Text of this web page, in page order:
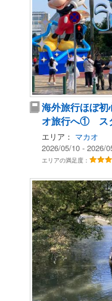
海外旅行ほぼ初
オ旅行へ① ス
エリア： マカオ
2026/05/10 - 2026/
エリアの満足度：